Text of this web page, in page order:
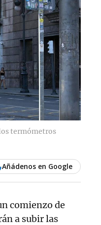
termómetros
Añádenos en Google
comienzo de
a subir las